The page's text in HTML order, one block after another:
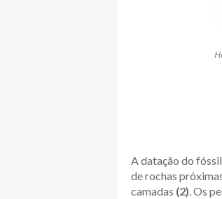
A datação do
de rochas
camadas (2). Os